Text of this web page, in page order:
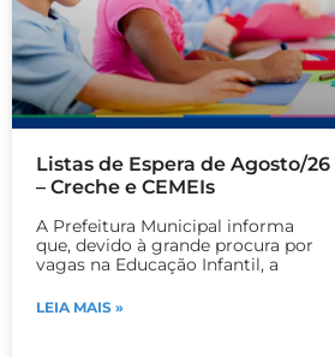
Listas de Espera de Agosto/26
– Creche e CEMEIs
A Prefeitura Municipal informa
que, devido à grande procura por
vagas na Educação Infantil, a
LEIA MAIS »